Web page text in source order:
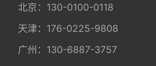
北京： 130-0100-0118
天津： 176-0225-9808
广州： 130-6887-3757